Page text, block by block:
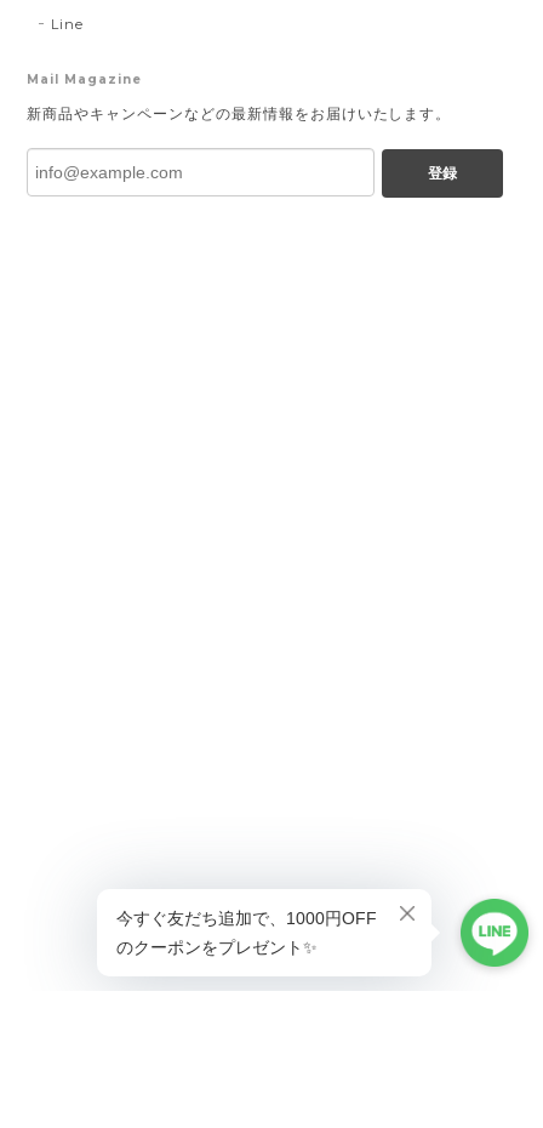
Line
Mail Magazine
新商品やキャンペーンなどの最新情報をお届けいたします。
登録
ショップに質問する